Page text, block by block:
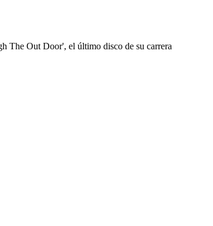
The Out Door', el último disco de su carrera